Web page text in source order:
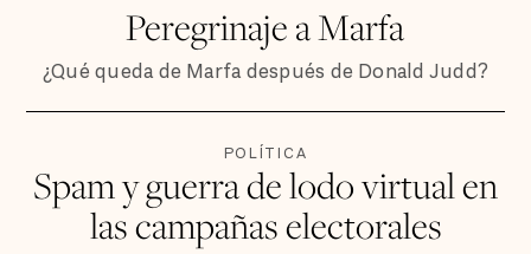
Peregrinaje a Marfa
¿Qué queda de Marfa después de Donald Judd?
POLÍTICA
Spam y guerra de lodo virtual en
las campañas electorales